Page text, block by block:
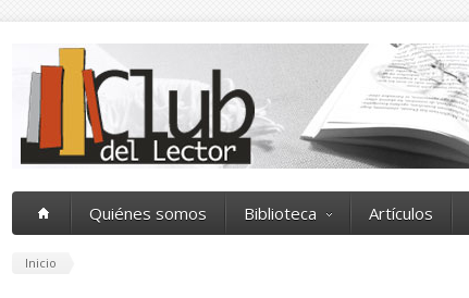
Quiénes somos Biblioteca Artículos
Inicio